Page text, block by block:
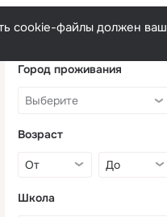
cookie-файлы должен ваш
Город проживания
Возраст
Школа